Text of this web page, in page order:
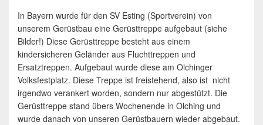
In Bayern wurde für den SV Esting (Sportverein) von
unserem Gerüstbau eine Gerüsttreppe aufgebaut (siehe
Bilder!) Diese Gerüsttreppe besteht aus einem
kindersicheren Geländer aus Fluchttreppen und
Ersatztreppen. Aufgebaut wurde diese am Olchinger
Volksfestplatz. Diese Treppe ist freistehend, also ist nicht
irgendwo verankert worden, sondern nur abgestützt. Die
Gerüsttreppe stand übers Wochenende in Olching und
wurde danach von unseren Gerüstbauern wieder abgebaut.